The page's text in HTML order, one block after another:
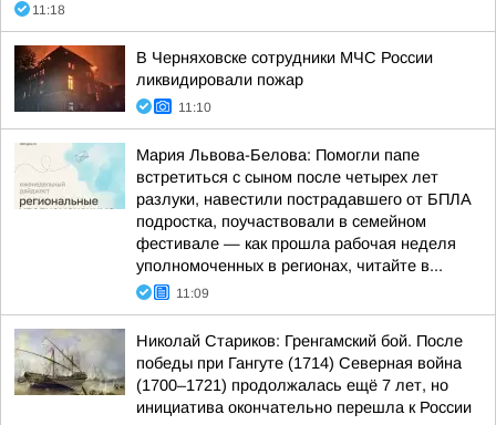
11:18
В Черняховске сотрудники МЧС России
ликвидировали пожар
11:10
Мария Львова-Белова: Помогли папе
встретиться с сыном после четырех лет
разлуки, навестили пострадавшего от БПЛА
подростка, поучаствовали в семейном
фестивале — как прошла рабочая неделя
уполномоченных в регионах, читайте в...
11:09
Николай Стариков: Гренгамский бой. После
победы при Гангуте (1714) Северная война
(1700–1721) продолжалась ещё 7 лет, но
инициатива окончательно перешла к России